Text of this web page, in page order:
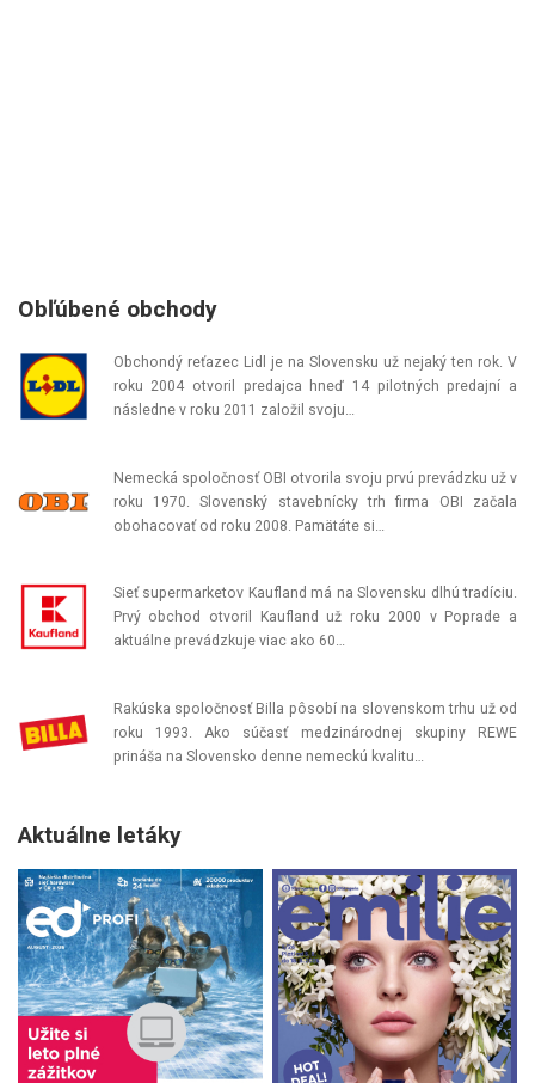
Obľúbené obchody
Obchondý reťazec Lidl je na Slovensku už nejaký ten rok. V
roku 2004 otvoril predajca hneď 14 pilotných predajní a
následne v roku 2011 založil svoju…
Nemecká spoločnosť OBI otvorila svoju prvú prevádzku už v
roku 1970. Slovenský stavebnícky trh firma OBI začala
obohacovať od roku 2008. Pamätáte si…
Sieť supermarketov Kaufland má na Slovensku dlhú tradíciu.
Prvý obchod otvoril Kaufland už roku 2000 v Poprade a
aktuálne prevádzkuje viac ako 60…
Rakúska spoločnosť Billa pôsobí na slovenskom trhu už od
roku 1993. Ako súčasť medzinárodnej skupiny REWE
prináša na Slovensko denne nemeckú kvalitu…
Aktuálne letáky